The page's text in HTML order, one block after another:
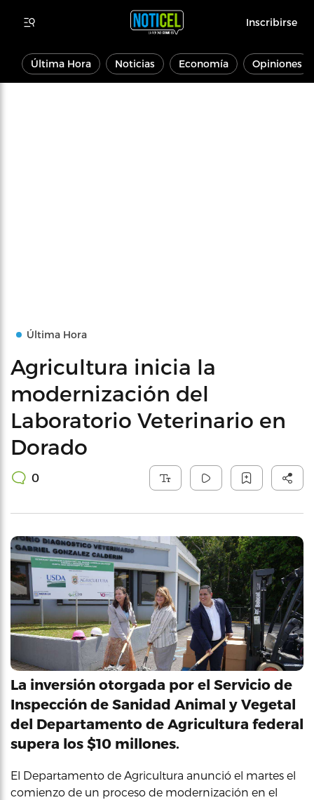
Inscribirse
Última Hora Noticias Economía Opiniones
Última Hora
Agricultura inicia la
modernización del
Laboratorio Veterinario en
Dorado
0
La inversión otorgada por el Servicio de
Inspección de Sanidad Animal y Vegetal
del Departamento de Agricultura federal
supera los $10 millones.
El Departamento de Agricultura anunció el martes el
comienzo de un proceso de modernización en el